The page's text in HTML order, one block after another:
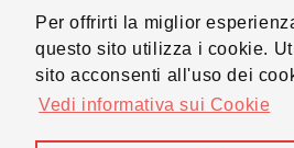
Per offrirti la miglior
questo sito utilizza i cookie.
sito acconsenti all'uso dei
Vedi informativa sui Cookie
Facebook